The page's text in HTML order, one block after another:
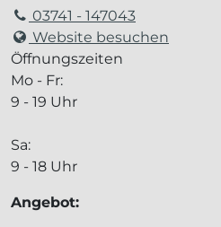
03741 - 147043
Website besuchen
Öffnungszeiten
Mo - Fr:
9 - 19 Uhr
Sa:
9 - 18 Uhr
Angebot: